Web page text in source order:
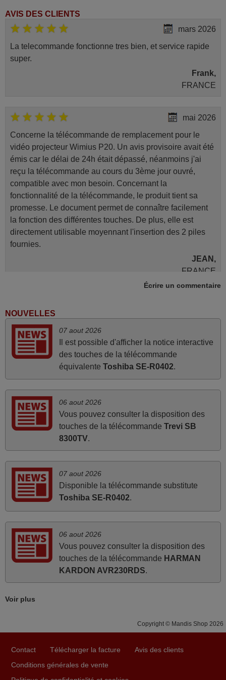
AVIS DES CLIENTS
mars 2026
La telecommande fonctionne tres bien, et service rapide
super.
Frank,
FRANCE
mai 2026
Concerne la télécommande de remplacement pour le
vidéo projecteur Wimius P20. Un avis provisoire avait été
émis car le délai de 24h était dépassé, néanmoins j'ai
reçu la télécommande au cours du 3ème jour ouvré,
compatible avec mon besoin. Concernant la
fonctionnalité de la télécommande, le produit tient sa
promesse. Le document permet de connaître facilement
la fonction des différentes touches. De plus, elle est
directement utilisable moyennant l'insertion des 2 piles
fournies.
JEAN,
FRANCE
Super Service
AUTRICHE
juin 2026
Parfait.. je recommande..!
Joel,
FRANCE
Ravie de voir que ma commande effectuée a 13h30est
deja traitée et expédiée Je vous en remercie d’avance et
attend la réception Encore merci
Jacqueline,
FRANCE
mars 2026
Je suis très content de cet achat. Cette télécommande est
d'une efficacité étonnante. Alors que la télécommande
d'origine ne fonctionnait plus (probablement le LED à
K7-DVD étaient inopérants. Voilà de quoi donner une
seconde vie à mes deux Panasonic haut de gamme des
Écrire un commentaire
NOUVELLES
07 aout 2026
Il est possible d'afficher la notice interactive
des touches de la télécommande
équivalente Toshiba SE-R0402.
06 aout 2026
Vous pouvez consulter la disposition des
touches de la télécommande Trevi SB
8300TV.
07 aout 2026
Disponible la télécommande substitute
Toshiba SE-R0402.
06 aout 2026
Vous pouvez consulter la disposition des
touches de la télécommande HARMAN
KARDON AVR230RDS.
Voir plus
Copyright © Mandis Shop 2026
Contact Télécharger la facture
Avis des clients
Conditions générales de vente